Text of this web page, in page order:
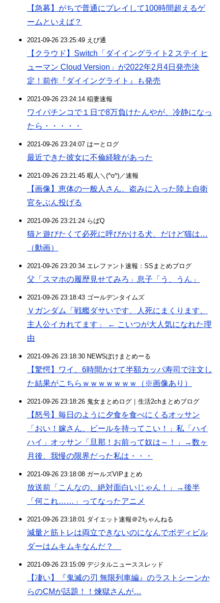
【急募】がちで普通にプレイして100時間超えるゲ
ームといえば？
2021-09-26 23:25:49 えび通
【クラウド】Switch「ダイイングライト2 ステイ ヒ
ューマン Cloud Version」が2022年2月4日発売決
定！前作『ダイイングライト』も発売
2021-09-26 23:24:14 稲妻速報
ワイパチンコで１日で8万負けたんやが、冷静になっ
たら・・・・・
2021-09-26 23:24:07 はーとログ
最近できた彼女に不倫経験があった
2021-09-26 23:21:45 暇人＼(^o^)／速報
【画像】恵体の一般人さん、盗みに入った陸上自衛
官をぶん投げる
2021-09-26 23:21:24 らばQ
猫と遊びたくて必死に呼びかける犬、だけど猫は…
（動画）
2021-09-26 23:20:34 エレファント速報：SSまとめブログ
父「スマホの履歴見せてみろ」息子「う、うん」
2021-09-26 23:18:43 ゴールデンタイムズ
Ｖガンダム「戦艦ダサいです、人死にまくります、
主人公イカれてます」 ← こいつが大人気になれた理
由
2021-09-26 23:18:30 NEWSぽけまとめーる
【驚愕】ワイ、6時間かけて半額カッパ寿司で注文し
た結果がこちらｗｗｗｗｗｗｗ（※画像あり）
2021-09-26 23:18:26 鬼女まとめログ｜生活2chまとめブログ
【怒号】毎日のように夕食を食べにくるオッサン
「おい！嫁さん、ビールを持ってこい！」私「ハイ
ハイ」オッサン「旦那！お前って奴は～！」→数ヶ
月後、我慢の限界だった私は・・・
2021-09-26 23:18:08 ガールズVIPまとめ
放送前「こんなの、絶対面白いじゃん！」→後半
「何これ……」ってなったアニメ
2021-09-26 23:18:01 ダイエット速報＠2ちゃんねる
減量と筋トレは両立できないのになんでボディビル
ダーはムキムキなんだ？
2021-09-26 23:15:09 デジタルニューススレッド
【凄い】『鬼滅の刃 無限列車編』のラストシーンか
らのCMが話題！！煉獄さんが…